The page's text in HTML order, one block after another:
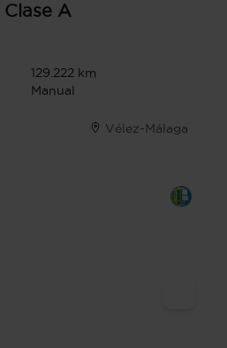
Clase A
129.222 km
Manual
Vélez-Málaga